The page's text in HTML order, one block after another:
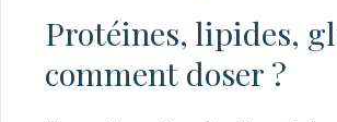
Protéines, lipides,
comment doser ?